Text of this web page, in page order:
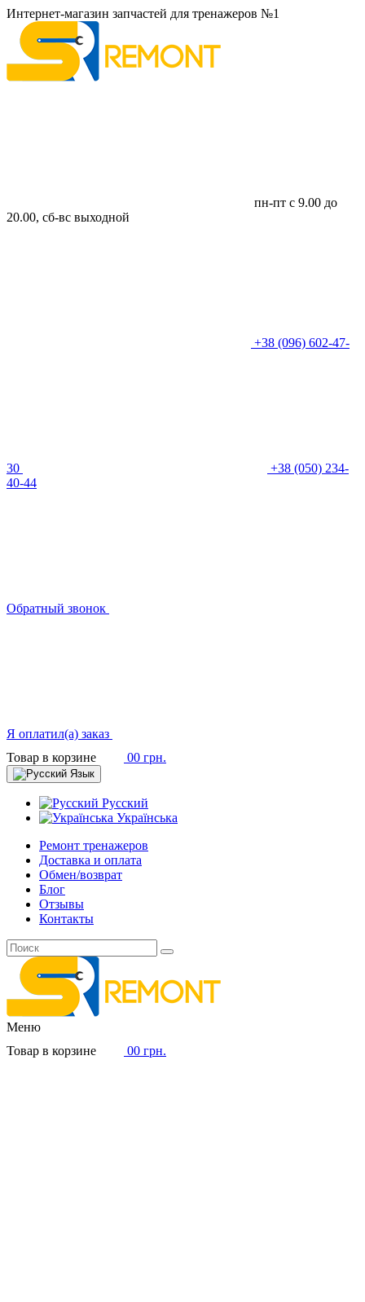
Интернет-магазин запчастей для тренажеров №1
пн-пт с 9.00 до
20.00, сб-вс выходной
+38 (096) 602-47-
30
+38 (050) 234-
40-44
Обратный звонок
Я оплатил(а) заказ
Товар в корзине
00 грн.
Язык
Русский
Українська
Ремонт тренажеров
Доставка и оплата
Обмен/возврат
Блог
Отзывы
Контакты
Меню
Товар в корзине
00 грн.